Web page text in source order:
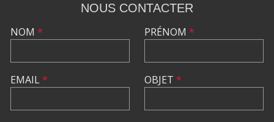
NOUS CONTACTER
NOM *
EMAIL*
PRÉNOM *
OBJET *